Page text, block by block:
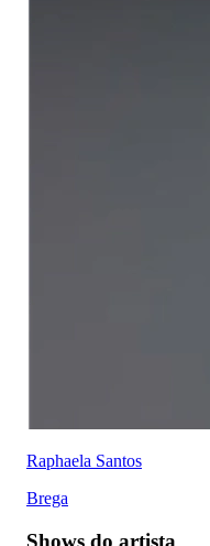
Raphaela Santos
Brega
Shows do artista